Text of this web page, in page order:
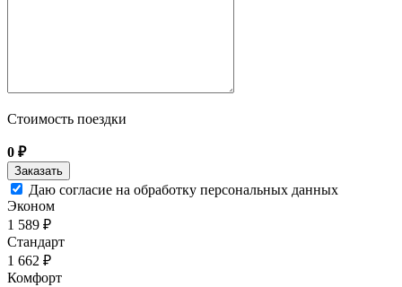
Стоимость поездки
0 ₽
Даю согласие на обработку персональных данных
Эконом
1 589 ₽
Стандарт
1 662 ₽
Комфорт